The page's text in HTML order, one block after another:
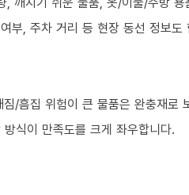
부, 주차 거리 등 현장 동선 정보도
/흠집 위험이 큰 물품은 완충재로
식이 만족도를 크게 좌우합니다.